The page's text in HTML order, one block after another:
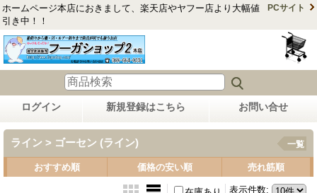
ホームページ本店におきまして、楽天店やヤフー店より大幅値
引き中！！
PCサイト
ログイン 新規登録はこちら お問い合せ
ライン > ゴーセン (ライン) 一覧
おすすめ順 価格の安い順 売れ筋順
表示件数: